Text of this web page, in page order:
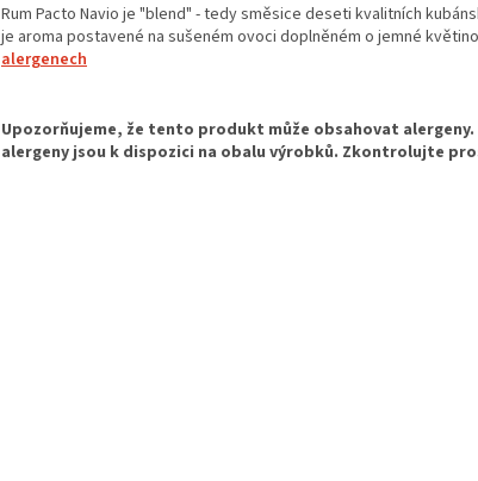
Rum Pacto Navio je "blend" - tedy směsice deseti kvalitních
je aroma postavené na sušeném ovoci doplněném o jemné
alergenech